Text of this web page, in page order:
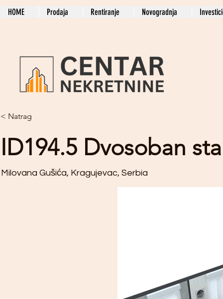
HOME Prodaja Rentiranje Novogradnja
< Natrag
ID194.5 Dvosoban
Milovana Gušića, Kragujevac, Serbia